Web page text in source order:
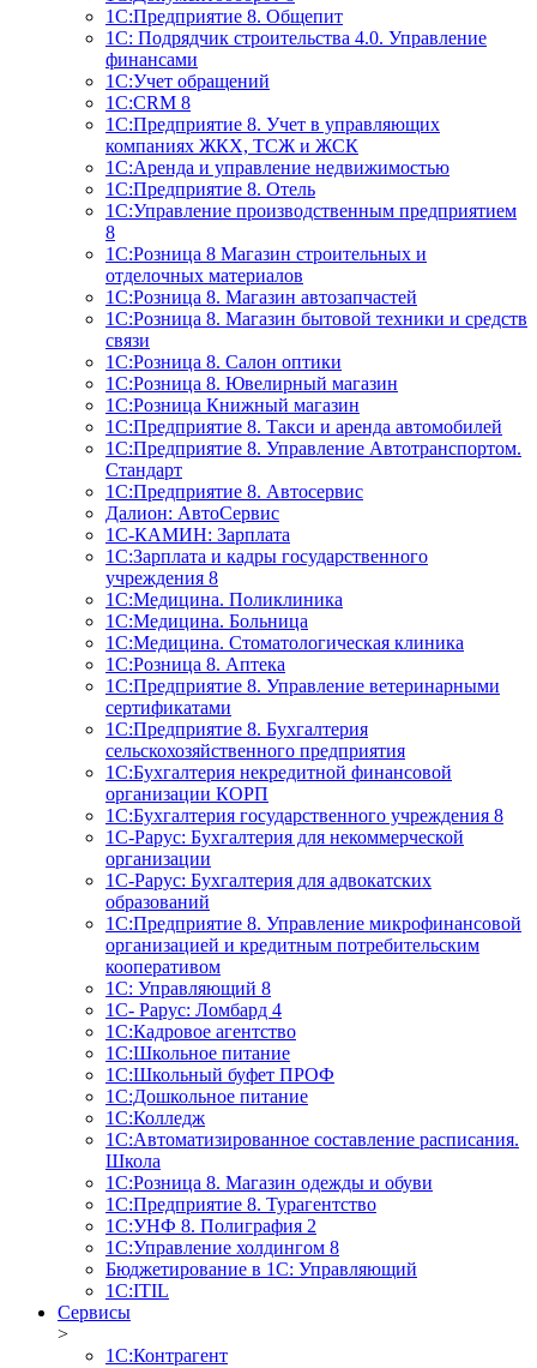
1С:Предприятие 8. Общепит
1С: Подрядчик строительства 4.0. Управление
финансами
1С:Учет обращений
1C:CRM 8
1С:Предприятие 8. Учет в управляющих
компаниях ЖКХ, ТСЖ и ЖСК
1С:Аренда и управление недвижимостью
1С:Предприятие 8. Отель
1C:Управление производственным предприятием
8
1С:Розница 8 Магазин строительных и
отделочных материалов
1С:Розница 8. Магазин автозапчастей
1С:Розница 8. Магазин бытовой техники и средств
связи
1С:Розница 8. Салон оптики
1С:Розница 8. Ювелирный магазин
1С:Розница Книжный магазин
1C:Предприятие 8. Такси и аренда автомобилей
1С:Предприятие 8. Управление Автотранспортом.
Стандарт
1C:Предприятие 8. Автосервис
Далион: АвтоСервис
1С-КАМИН: Зарплата
1С:Зарплата и кадры государственного
учреждения 8
1С:Медицина. Поликлиника
1С:Медицина. Больница
1С:Медицина. Стоматологическая клиника
1С:Розница 8. Аптека
1C:Предприятие 8. Управление ветеринарными
сертификатами
1С:Предприятие 8. Бухгалтерия
сельскохозяйственного предприятия
1C:Бухгалтерия некредитной финансовой
организации КОРП
1С:Бухгалтерия государственного учреждения 8
1С-Рарус: Бухгалтерия для некоммерческой
организации
1С-Рарус: Бухгалтерия для адвокатских
образований
1С:Предприятие 8. Управление микрофинансовой
организацией и кредитным потребительским
кооперативом
1С: Управляющий 8
1С- Рарус: Ломбард 4
1С:Кадровое агентство
1С:Школьное питание
1С:Школьный буфет ПРОФ
1C:Дошкольное питание
1С:Колледж
1С:Автоматизированное составление расписания.
Школа
1С:Розница 8. Магазин одежды и обуви
1С:Предприятие 8. Турагентство
1С:УНФ 8. Полиграфия 2
1С:Управление холдингом 8
Бюджетирование в 1С: Управляющий
1С:ITIL
Сервисы
>
1C:Контрагент